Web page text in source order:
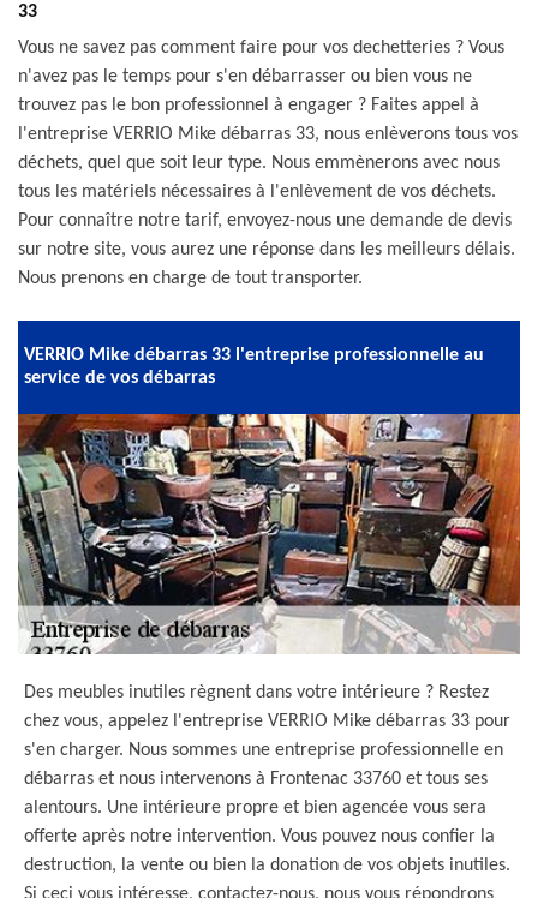
33
Vous ne savez pas comment faire pour vos dechetteries ? Vous
n'avez pas le temps pour s'en débarrasser ou bien vous ne
trouvez pas le bon professionnel à engager ? Faites appel à
l'entreprise VERRIO Mike débarras 33, nous enlèverons tous vos
déchets, quel que soit leur type. Nous emmènerons avec nous
tous les matériels nécessaires à l'enlèvement de vos déchets.
Pour connaître notre tarif, envoyez-nous une demande de devis
sur notre site, vous aurez une réponse dans les meilleurs délais.
Nous prenons en charge de tout transporter.
VERRIO Mike débarras 33 l'entreprise professionnelle au
service de vos débarras
Des meubles inutiles règnent dans votre intérieure ? Restez
chez vous, appelez l'entreprise VERRIO Mike débarras 33 pour
s'en charger. Nous sommes une entreprise professionnelle en
débarras et nous intervenons à Frontenac 33760 et tous ses
alentours. Une intérieure propre et bien agencée vous sera
offerte après notre intervention. Vous pouvez nous confier la
destruction, la vente ou bien la donation de vos objets inutiles.